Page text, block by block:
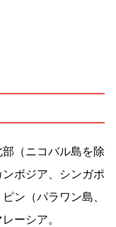
（ニコバル島を除
ボジア、シンガポ
ン（パラワン島、
ーシア。